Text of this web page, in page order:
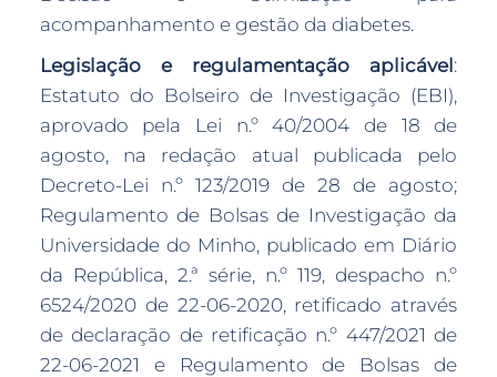
acompanhamento e gestão da diabetes.
Legislação e regulamentação aplicável :
Estatuto do Bolseiro de Investigação (EBI),
aprovado pela Lei n.º 40/2004 de 18 de
agosto, na redação atual publicada pelo
Decreto-Lei n.º 123/2019 de 28 de agosto;
Regulamento de Bolsas de Investigação da
Universidade do Minho, publicado em Diário
da República, 2.ª série, n.º 119, despacho n.º
6524/2020 de 22-06-2020, retificado através
de declaração de retificação n.º 447/2021 de
22-06-2021 e Regulamento de Bolsas de